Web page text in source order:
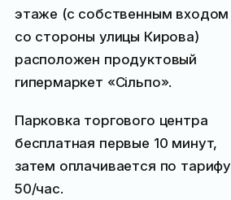
этаже (с собственным входом
со стороны улицы Кирова)
расположен продуктовый
гипермаркет «Сiльпо».
Парковка торгового центра
бесплатная первые 10 минут,
затем оплачивается по тарифу
50/час.